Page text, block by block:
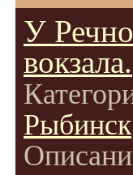
У
вокзала.
Рыбинск